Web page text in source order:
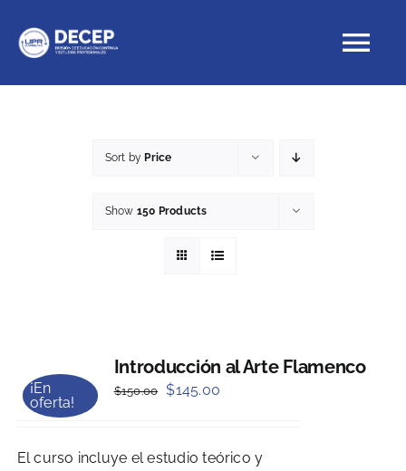
content
Sort by Price
Show 150 Products
¡En
oferta!
Introducción al Arte Flamenco
$150.00 Original
$150.00.
$145.00
$145.00.
El curso incluye el estudio teórico y